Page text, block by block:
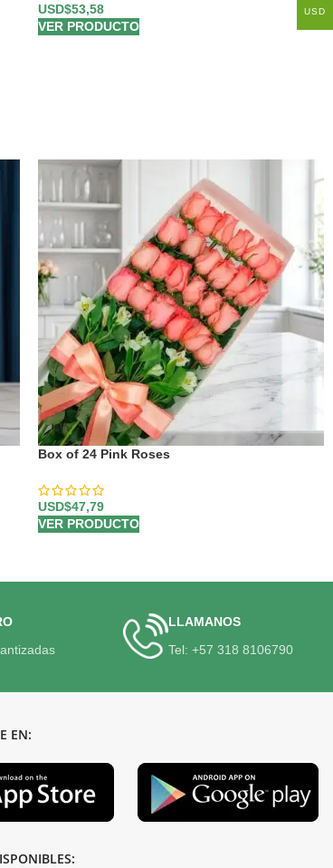
USD$53,58
VER PRODUCTO
Box of 24 Pink Roses
USD$47,79
VER PRODUCTO
LLAMANOS
Tel: +57 318 8106790
EN:
USD